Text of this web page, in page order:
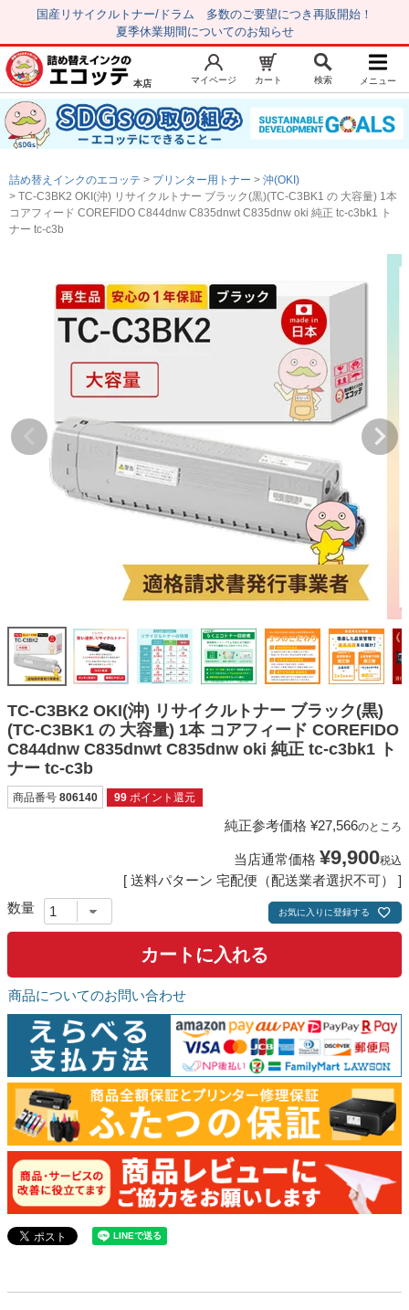
国産リサイクルトナー/ドラム 多数のご要望につき再販開始！
夏季休業期間についてのお知らせ
新規会員登録 マイページ
トップページ お気に入り
注文履歴 レビュー履歴
はじめての方へ
初心者用セット
キャノンインク
ブラザーインク
詰め替えインク
互換インクボトル
互換インクカートリッジ
再生インクカートリッジ
ご利用ガイド
よくある質問
お問い合わせ
会員専用商品
説明書ダウンロード
本店 マイページ カート 検索 メニュー
詰め替えインクのエコッテ プリンター用トナー
沖(OKI)
TC-C3BK2 OKI(沖) リサイクルトナー ブラック(黒)(TC-C3BK1 の 大容量) 1本
コアフィード COREFIDO C844dnw C835dnwt C835dnw oki 純正 tc-c3bk1 ト
ナー tc-c3b
TC-C3BK2 OKI(沖) リサイクルトナー ブラック(黒)
(TC-C3BK1 の 大容量) 1本 コアフィード COREFIDO
C844dnw C835dnwt C835dnw oki 純正 tc-c3bk1 ト
ナー tc-c3b
商品番号 806140 99 ポイント還元
純正参考価格 ¥27,566のところ
当店通常価格 ¥9,900税込
送料パターン 宅配便（配送業者選択不可）
お気に入りに登録する
カートに入れる
商品についてのお問い合わせ